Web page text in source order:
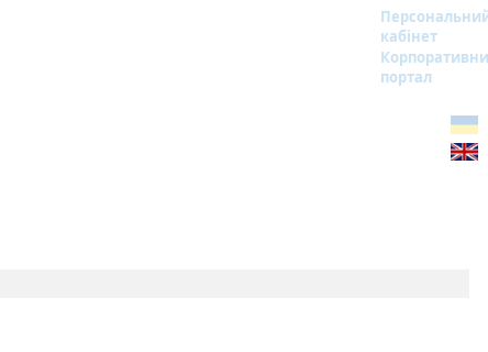
кабінет
портал